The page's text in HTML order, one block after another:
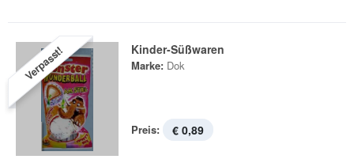
Verpasst! Kinder-Süßwaren
Marke: Dok
Preis: € 0,89